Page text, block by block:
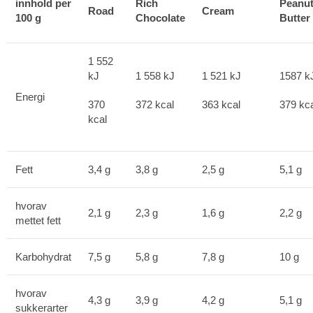
innhold per
100 g
Road
Rich
Chocolate
Cream
Peanut
Butter
Energi
1 552
kJ
370
kcal
1 558 kJ
372 kcal
1 521 kJ
363 kcal
1587
379
Fett 3,4 g 3,8 g 2,5 g 5,1 g
hvorav
mettet fett
2,1 g 2,3 g 1,6 g 2,2 g
Karbohydrat 7,5 g 5,8 g 7,8 g 10 g
hvorav
sukkerarter
4,3 g 3,9 g 4,2 g 5,1 g